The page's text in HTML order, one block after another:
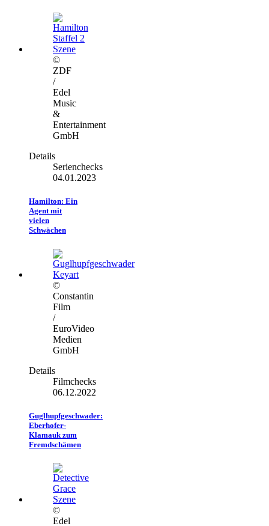
©
ZDF
/
Edel
Music
&
Entertainment
GmbH
Details
Serienchecks
04.01.2023
Hamilton: Ein
Agent mit
vielen
Schwächen
©
Constantin
Film
/
EuroVideo
Medien
GmbH
Details
Filmchecks
06.12.2022
Guglhupfgeschwader:
Eberhofer-
Klamauk zum
Fremdschämen
©
Edel